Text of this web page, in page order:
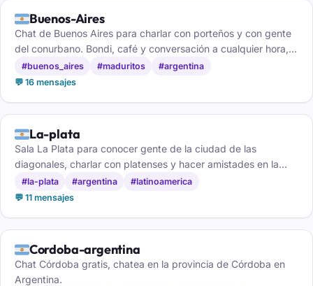
🇦🇷Buenos-Aires
Chat de Buenos Aires para charlar con porteños y con gente
del conurbano. Bondi, café y conversación a cualquier hora,
gratis y sin registro.
#buenos_aires #maduritos
#argentina
💬 16 mensajes
🇦🇷La-plata
Sala La Plata para conocer gente de la ciudad de las
diagonales, charlar con platenses y hacer amistades en la
capital bonaerense.
#la-plata #argentina
#latinoamerica
💬 11 mensajes
🇦🇷Cordoba-argentina
Chat Córdoba gratis, chatea en la provincia de Córdoba en
Argentina.